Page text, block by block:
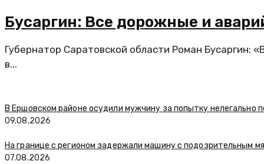
Бусаргин: Все дорожные и
Губернатор Саратовской области Роман
в...
В Ершовском районе осудили мужчину за попытку нелегально
09.08.2026
На границе с регионом задержали машину с подозрительным
07.08.2026